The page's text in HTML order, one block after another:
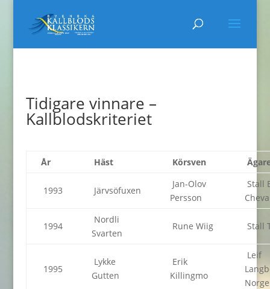
Tidigare vinnare –
Kallblodskriteriet
År Häst Körsven
1993 Järvsöfuxen
Jan-Olov
Persson
Stall
1994
Nordli
Svarten
Rune Wiig Stall
1995
Lykke
Gutten
Erik
Killingmo
Leif
Norge